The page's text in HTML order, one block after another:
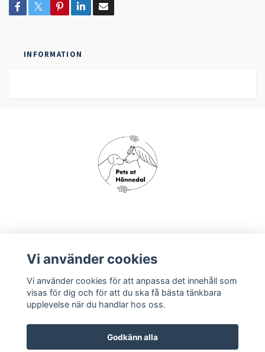
INFORMATION
Köpvillkor
Vi använder cookies
Vi använder cookies för att anpassa det innehåll som
visas för dig och för att du ska få bästa tänkbara
upplevelse när du handlar hos oss.
Godkänn alla